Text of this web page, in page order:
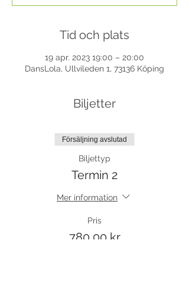
Tid och plats
19 apr. 2023 19:00 – 20:00
DansLola, Ullvileden 1, 73136 Köping
Biljetter
Försäljning avslutad
Biljettyp
Termin 2
Mer information
Pris
780,00 kr